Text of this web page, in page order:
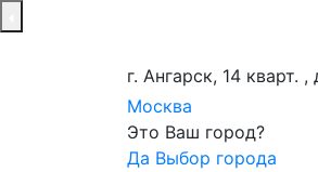
г. Ангарск, 14 кварт. ,
Москва
Это Ваш город?
Да Выбор города